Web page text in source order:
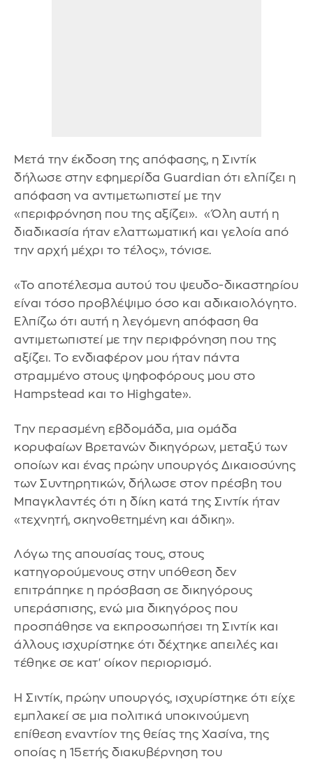
Μετά την έκδοση της απόφασης, η Σιντίκ
δήλωσε στην εφημερίδα Guardian ότι ελπίζει η
απόφαση να αντιμετωπιστεί με την
«περιφρόνηση που της αξίζει». «Όλη αυτή η
διαδικασία ήταν ελαττωματική και γελοία από
την αρχή μέχρι το τέλος», τόνισε.
«Το αποτέλεσμα αυτού του ψευδο-δικαστηρίου
είναι τόσο προβλέψιμο όσο και αδικαιολόγητο.
Ελπίζω ότι αυτή η λεγόμενη απόφαση θα
αντιμετωπιστεί με την περιφρόνηση που της
αξίζει. Το ενδιαφέρον μου ήταν πάντα
στραμμένο στους ψηφοφόρους μου στο
Hampstead και το Highgate».
Την περασμένη εβδομάδα, μια ομάδα
κορυφαίων Βρετανών δικηγόρων, μεταξύ των
οποίων και ένας πρώην υπουργός Δικαιοσύνης
των Συντηρητικών, δήλωσε στον πρέσβη του
Μπαγκλαντές ότι η δίκη κατά της Σιντίκ ήταν
«τεχνητή, σκηνοθετημένη και άδικη».
Λόγω της απουσίας τους, στους
κατηγορούμενους στην υπόθεση δεν
επιτράπηκε η πρόσβαση σε δικηγόρους
υπεράσπισης, ενώ μια δικηγόρος που
προσπάθησε να εκπροσωπήσει τη Σιντίκ και
άλλους ισχυρίστηκε ότι δέχτηκε απειλές και
τέθηκε σε κατ' οίκον περιορισμό.
Η Σιντίκ, πρώην υπουργός, ισχυρίστηκε ότι είχε
εμπλακεί σε μια πολιτικά υποκινούμενη
επίθεση εναντίον της θείας της Χασίνα, της
οποίας η 15ετής διακυβέρνηση του